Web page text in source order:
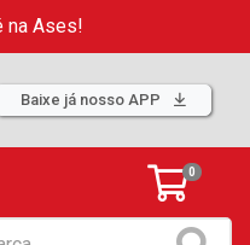
na Ases!
Baixe já nosso APP
0